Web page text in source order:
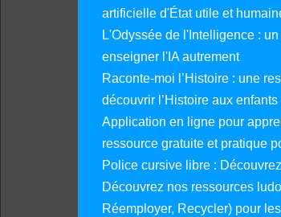
artificielle d'État utile et
L'Odyssée de l'Intelligence :
enseigner l'IA autrement
Raconte-moi l’Histoire : une
découvrir l’Histoire aux enfants
Application en ligne pour
ressource gratuite et pratique
Police cursive libre :
Découvrez nos ressources
Réemployer, Recycler) pour